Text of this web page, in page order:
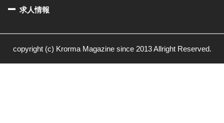
求人情報
copyright (c) Krorma Magazine since 2013 Allright Reserved.